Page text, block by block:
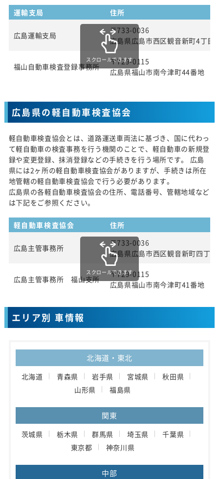
運輸支局 住所
広島運輸支局
〒733-0036
広島県広島市西区観音新町4丁目
福山自動車検査登録事務所
〒729-0115
広島県福山市南今津町44番地
スクロールできます
広島県の軽自動車検査協会
軽自動車検査協会とは、道路運送車両法に基づき、国に代わっ
て軽自動車の検査事務を行う機関のことで、軽自動車の新規登
録や変更登録、抹消登録などの手続きを行う場所です。 広島
県には2ヶ所の軽自動車検査協会がありますが、手続きは所在
地管轄の軽自動車検査協会で行う必要があります。
広島県の各軽自動車検査協会の住所、電話番号、管轄地域など
は下記をご参照ください。
軽自動車検査協会 住所
広島主管事務所
〒733-0036
広島県広島市西区観音新町四丁
広島主管事務所 福山支所
〒729-0115
広島県福山市南今津町41番地
スクロールできます
エリア別 車情報
北海道・東北
北海道 青森県 岩手県 宮城県
秋田県
山形県
福島県
関東
茨城県 栃木県 群馬県 埼玉県
千葉県
東京都
神奈川県
中部